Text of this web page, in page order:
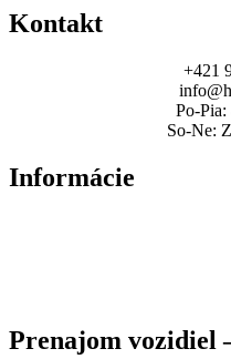
Kontakt
+421
Po-
So-Ne:
Informácie
Prenajom vozidiel